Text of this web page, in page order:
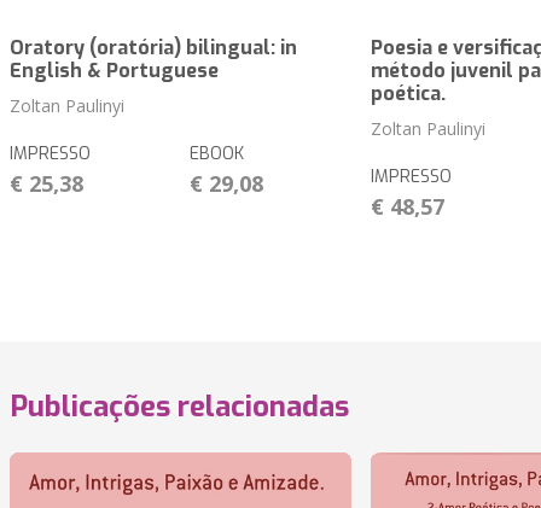
Oratory (oratória) bilingual: in
English & Portuguese
Zoltan Paulinyi
IMPRESSO
€ 25,38
EBOOK
€ 29,08
Poesia e
método juvenil
poética.
Zoltan Paulinyi
IMPRESSO
€ 48,57
Publicações relacionadas